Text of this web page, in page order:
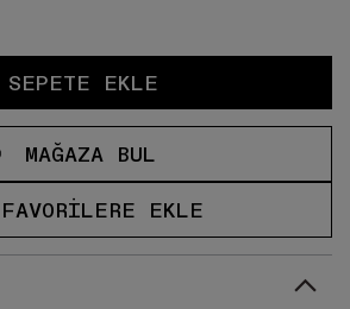
SEPETE EKLE
MAĞAZA BUL
FAVORILERE EKLE